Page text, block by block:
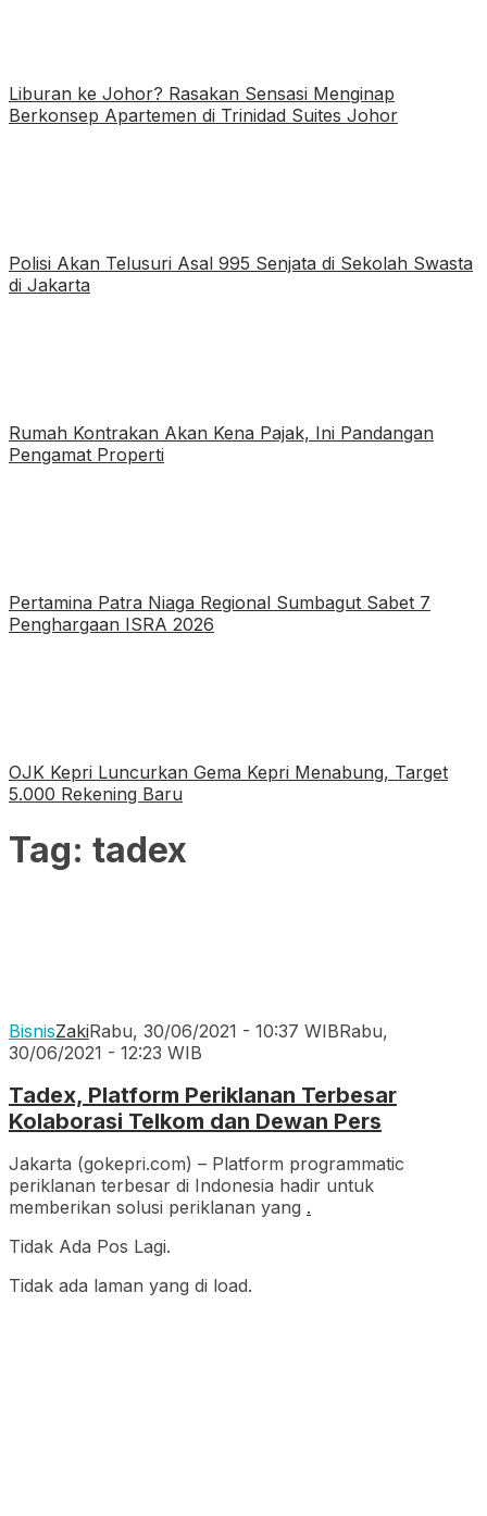
Liburan ke Johor? Rasakan Sensasi Menginap
Berkonsep Apartemen di Trinidad Suites Johor
Polisi Akan Telusuri Asal 995 Senjata di Sekolah Swasta
di Jakarta
Rumah Kontrakan Akan Kena Pajak, Ini Pandangan
Pengamat Properti
Pertamina Patra Niaga Regional Sumbagut Sabet 7
Penghargaan ISRA 2026
OJK Kepri Luncurkan Gema Kepri Menabung, Target
5.000 Rekening Baru
Tag: tadex
BisnisZakiRabu, 30/06/2021 - 10:37 WIBRabu,
30/06/2021 - 12:23 WIB
Tadex, Platform Periklanan Terbesar
Kolaborasi Telkom dan Dewan Pers
Jakarta (gokepri.com) – Platform programmatic
periklanan terbesar di Indonesia hadir untuk
memberikan solusi periklanan yang .
Tidak Ada Pos Lagi.
Tidak ada laman yang di load.